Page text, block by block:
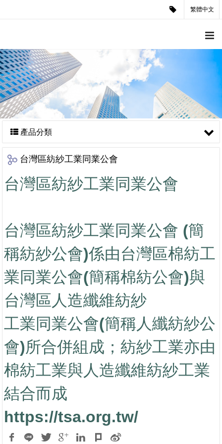
繁體中文
產品分類
台灣區紡紗工業同業公會
台灣區紡紗工業同業公會
台灣區紡紗工業同業公會 (簡
稱紡紗公會)係由台灣區棉紡工
業同業公會(簡稱棉紡公會)與
台灣區人造纖維紡紗
工業同業公會(簡稱人纖紡紗公
會)所合併組成；紡紗工業亦由
棉紡工業與人造纖維紡紗工業
結合而成
https://tsa.org.tw/